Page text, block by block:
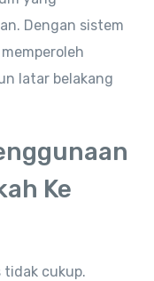
Dengan sistem
latar belakang
Ke
tidak cukup.